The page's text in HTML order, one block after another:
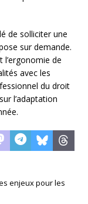
de solliciter une
sur demande.
l’ergonomie de
avec les
du droit
l’adaptation
enjeux pour les